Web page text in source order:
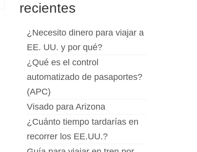
recientes
¿Necesito dinero para viajar a
EE. UU. y por qué?
¿Qué es el control
automatizado de pasaportes?
(APC)
Visado para Arizona
¿Cuánto tiempo tardarías en
recorrer los EE.UU.?